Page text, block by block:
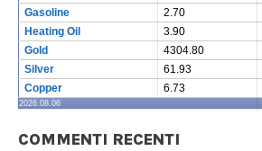
Gasoline
2.70
Heating Oil
3.90
Gold
4304.80
Silver
61.93
Copper
6.73
2026.08.06
COMMENTI RECENTI